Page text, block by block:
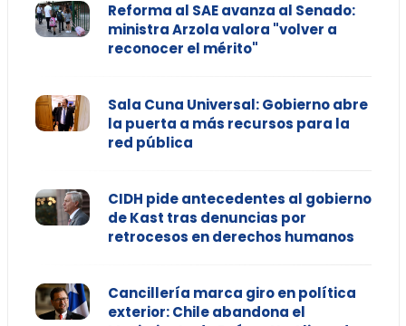
Reforma al SAE avanza al Senado:
ministra Arzola valora "volver a
reconocer el mérito"
Sala Cuna Universal: Gobierno abre
la puerta a más recursos para la
red pública
CIDH pide antecedentes al gobierno
de Kast tras denuncias por
retrocesos en derechos humanos
Cancillería marca giro en política
exterior: Chile abandona el